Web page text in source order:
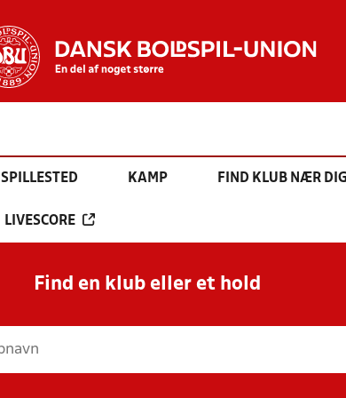
SPILLESTED KAMP FIND KLUB NÆR
LIVESCORE
Find en klub eller et hold